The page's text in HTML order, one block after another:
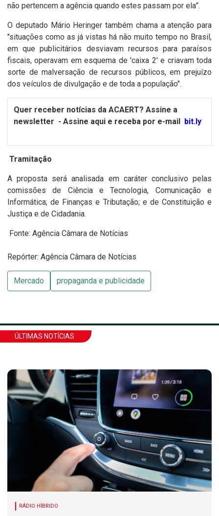
não pertencem a agência quando estes passam por ela”.
O deputado Mário Heringer também chama a atenção para
"situações como as já vistas há não muito tempo no Brasil,
em que publicitários desviavam recursos para paraísos
fiscais, operavam em esquema de 'caixa 2' e criavam toda
sorte de malversação de recursos públicos, em prejuízo
dos veículos de divulgação e de toda a população".
Quer receber notícias da ACAERT? Assine a
newsletter - Assine aqui e receba por e-mail bit.ly
Tramitação
A proposta será analisada em caráter conclusivo pelas
comissões de Ciência e Tecnologia, Comunicação e
Informática; de Finanças e Tributação; e de Constituição e
Justiça e de Cidadania.
Fonte: Agência Câmara de Notícias
Repórter: Agência Câmara de Notícias
Mercado propaganda e publicidade
ÚLTIMAS NOTÍCIAS
RÁDIO HÍBRIDO